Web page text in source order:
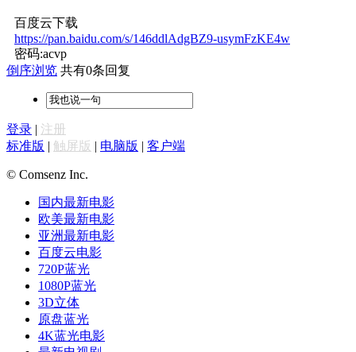
百度云下载
https://pan.baidu.com/s/146ddlAdgBZ9-usymFzKE4w
密码:acvp
倒序浏览 共有0条回复
登录 | 注册
标准版 | 触屏版 | 电脑版 | 客户端
© Comsenz Inc.
国内最新电影
欧美最新电影
亚洲最新电影
百度云电影
720P蓝光
1080P蓝光
3D立体
原盘蓝光
4K蓝光电影